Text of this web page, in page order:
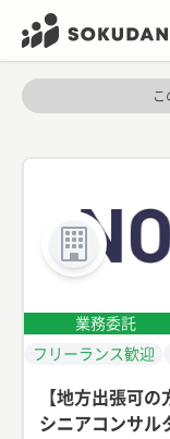
こ
業務委託
フリーランス歓迎
【地方出張可
シニアコンサル